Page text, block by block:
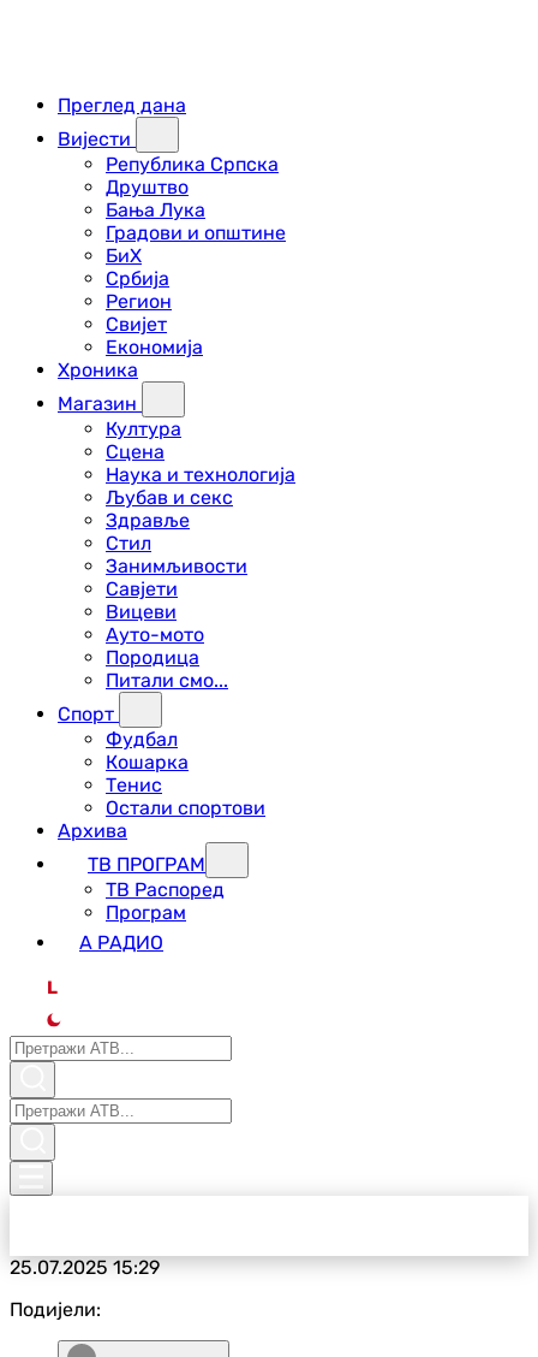
Преглед дана
Вијести
Република Српска
Друштво
Бања Лука
Градови и општине
БиХ
Србија
Регион
Свијет
Економија
Хроника
Магазин
Култура
Сцена
Наука и технологија
Љубав и секс
Здравље
Стил
Занимљивости
Савјети
Вицеви
Ауто-мото
Породица
Питали смо...
Спорт
Фудбал
Кошарка
Тенис
Остали спортови
Архива
ТВ ПРОГРАМ
ТВ Распоред
Програм
А РАДИО
L
25.07.202515:29
Подијели: